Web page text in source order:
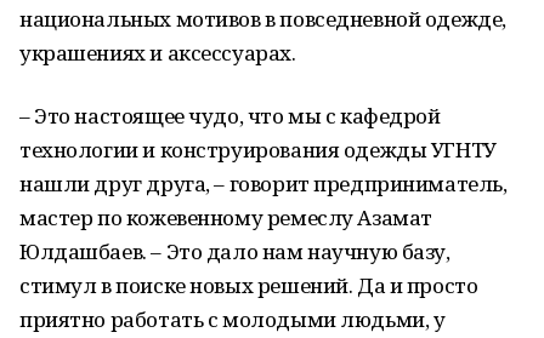
национальных мотивов в повседневной одежде,
украшениях и аксессуарах.
– Это настоящее чудо, что мы с кафедрой
технологии и конструирования одежды УГНТУ
нашли друг друга, – говорит предприниматель,
мастер по кожевенному ремеслу Азамат
Юлдашбаев. – Это дало нам научную базу,
стимул в поиске новых решений. Да и просто
приятно работать с молодыми людьми, у